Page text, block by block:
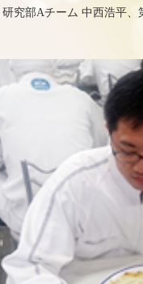
究部Aチーム 中西浩平、